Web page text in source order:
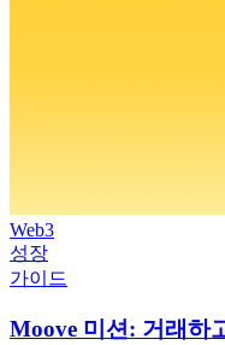
Web3
성장
가이드
Moove 미션: 거래하